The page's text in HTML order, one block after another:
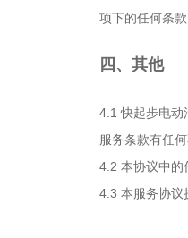
项下的任何条
四、其他
4.1 快起步电动
服务条款有任
4.2 本协议中的
4.3 本服务协议